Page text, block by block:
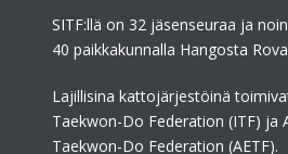
SITF:llä on 32 jäsenseuraa ja
40 paikkakunnalla Hangosta
Lajillisina kattojärjestöinä
Taekwon-Do Federation (ITF) ja
Taekwon-Do Federation (AETF).